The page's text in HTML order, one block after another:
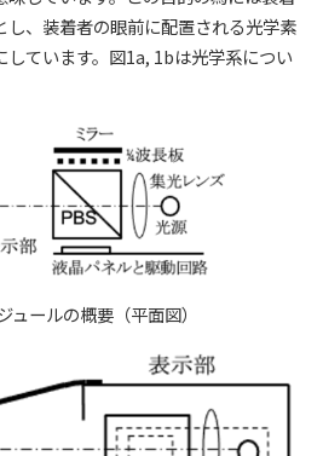
、装着者の眼前に配置される光学素
ています。図1a, 1bは光学系につい
ュールの概要（平面図）